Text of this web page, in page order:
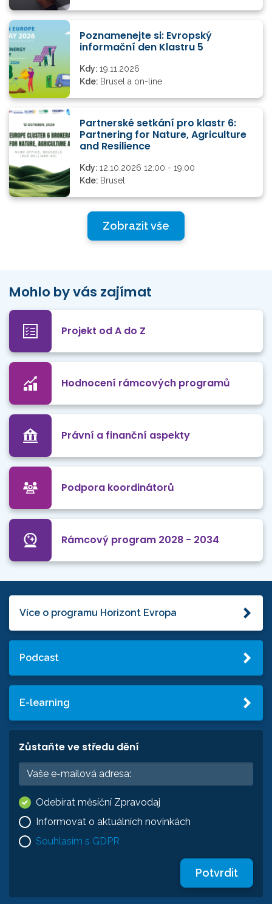
Poznamenejte si: Evropský
informační den Klastru 5
Kdy: 19.11.2026
Kde: Brusel a on-line
Partnerské setkání pro klastr 6:
Partnering for Nature, Agriculture
and Resilience
Kdy: 12.10.2026 12:00 - 19:00
Kde: Brusel
Zobrazit vše
Mohlo by vás zajímat
Projekt od A do Z
Hodnocení rámcových programů
Právní a finanční aspekty
Podpora koordinátorů
Rámcový program 2028 - 2034
Více o programu Horizont Evropa
Podcast
E-learning
Zůstaňte ve středu dění
Odebírat měsíční Zpravodaj
Informovat o aktuálních novinkách
Souhlasím s GDPR
Potvrdit